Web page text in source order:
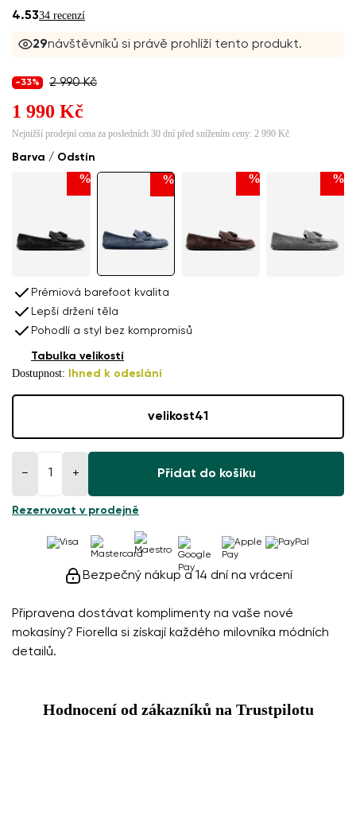
4.5334 recenzí
29návštěvníků si právě prohlíží tento produkt.
Připravena dostávat komplimenty na vaše nové
mokasíny? Fiorella si získají každého milovníka módních
detailů.
Barva / Odstín
% % % %
-33% 2 990 Kč
1 990 Kč
Nejnižší prodejní cena za posledních 30 dní před snížením ceny: 2 990 Kč
Prémiová barefoot kvalita
Lepší držení těla
Pohodlí a styl bez kompromisů
Dostupnost: Ihned k odeslání
Tabulka velikostí
velikost41
− + Přidat do košíku
Rezervovat v prodejně
Bezpečný nákup a 14 dní na vrácení
Hodnocení od zákazníků na Trustpilotu